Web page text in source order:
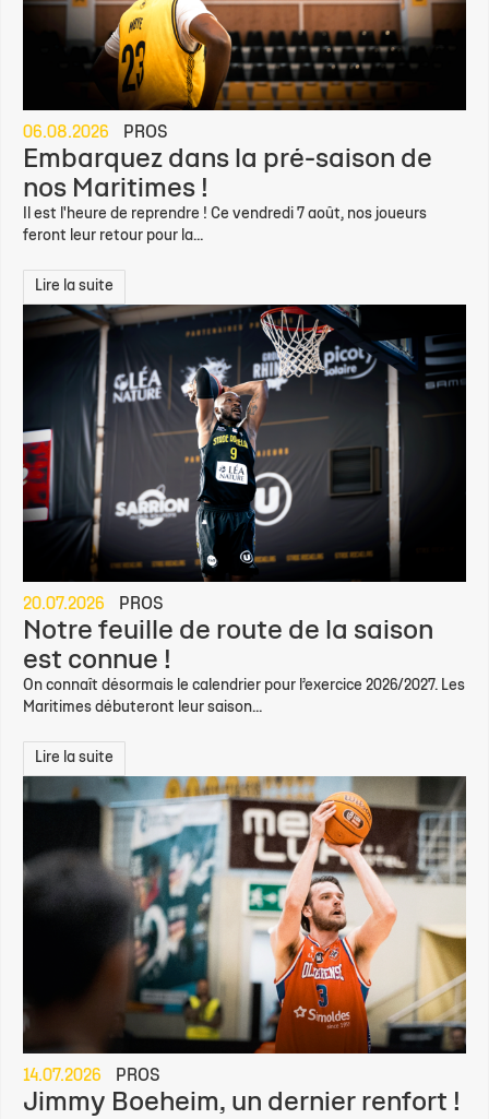
06.08.2026 PROS
Embarquez dans la pré-saison de
nos Maritimes !
Il est l'heure de reprendre ! Ce vendredi 7 août, nos joueurs
feront leur retour pour la...
Lire la suite
20.07.2026 PROS
Notre feuille de route de la saison
est connue !
On connaît désormais le calendrier pour l’exercice 2026/2027. Les
Maritimes débuteront leur saison...
Lire la suite
14.07.2026 PROS
Jimmy Boeheim, un dernier renfort !